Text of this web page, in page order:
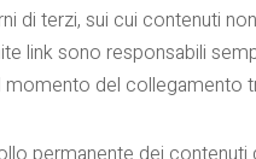
di terzi, sui cui contenuti
link sono responsabili
del